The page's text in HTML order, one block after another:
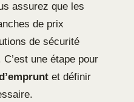
assurez que les
de prix
de sécurité
une étape pour
et définir